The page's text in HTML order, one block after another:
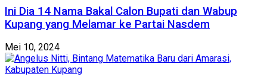
Ini Dia 14 Nama Bakal Calon Bupati dan Wabup
Kupang yang Melamar ke Partai Nasdem
Mei 10, 2024